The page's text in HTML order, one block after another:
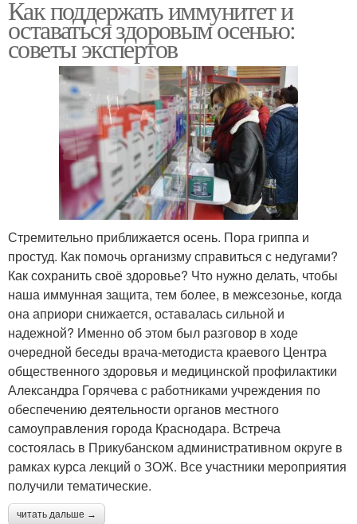
Как поддержать иммунитет и
оставаться здоровым осенью:
советы экспертов
Стремительно приближается осень. Пора гриппа и
простуд. Как помочь организму справиться с недугами?
Как сохранить своё здоровье? Что нужно делать, чтобы
наша иммунная защита, тем более, в межсезонье, когда
она априори снижается, оставалась сильной и
надежной? Именно об этом был разговор в ходе
очередной беседы врача-методиста краевого Центра
общественного здоровья и медицинской профилактики
Александра Горячева с работниками учреждения по
обеспечению деятельности органов местного
самоуправления города Краснодара. Встреча
состоялась в Прикубанском административном округе в
рамках курса лекций о ЗОЖ. Все участники мероприятия
получили тематические.
читать дальше →